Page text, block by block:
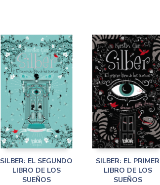
SILBER: EL SEGUNDO
LIBRO DE LOS
SUEÑOS
SILBER: EL PRIMER
LIBRO DE LOS
SUEÑOS